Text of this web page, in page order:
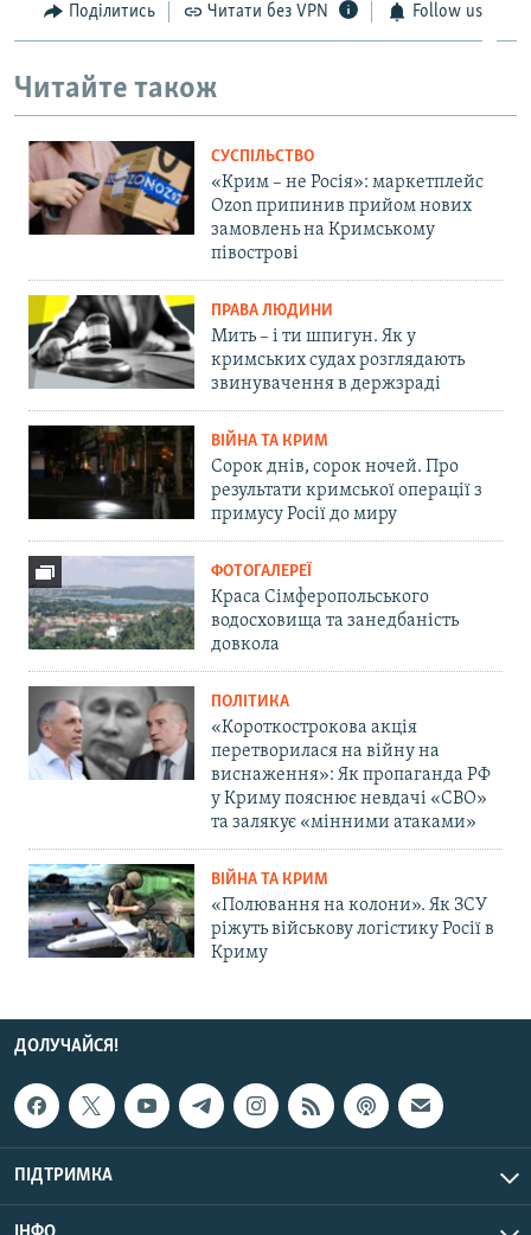
Поділитись Читати без VPN Follow us
Читайте також
СУСПІЛЬСТВО
«Крим – не Росія»: маркетплейс
Ozon припинив прийом нових
замовлень на Кримському
півострові
ПРАВА ЛЮДИНИ
Мить – і ти шпигун. Як у
кримських судах розглядають
звинувачення в держзраді
ВІЙНА ТА КРИМ
Сорок днів, сорок ночей. Про
результати кримської операції з
примусу Росії до миру
ФОТОГАЛЕРЕЇ
Краса Сімферопольського
водосховища та занедбаність
довкола
ПОЛІТИКА
«Короткострокова акція
перетворилася на війну на
виснаження»: Як пропаганда РФ
у Криму пояснює невдачі «СВО»
та залякує «мінними атаками»
ВІЙНА ТА КРИМ
«Полювання на колони». Як ЗСУ
ріжуть військову логістику Росії в
Криму
ДОЛУЧАЙСЯ!
ПІДТРИМКА